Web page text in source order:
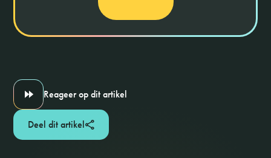
Reageer op dit artikel
Deel dit artikel